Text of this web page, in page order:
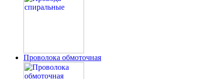
Проволока обмоточная